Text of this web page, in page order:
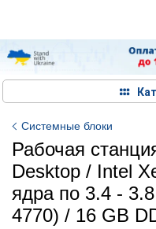
Системные блоки
Рабочая
Desktop / Intel
ядра по 3.4 -
4770) / 16 GB